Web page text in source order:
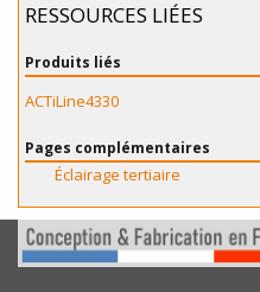
RESSOURCES LIÉES
Produits liés
ACTiLine4330
Pages complémentaires
Éclairage tertiaire